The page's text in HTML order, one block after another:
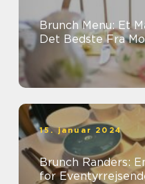
Brunch Menu: Et
Det Bedste Fra
15. januar 2024
Brunch Randers:
for